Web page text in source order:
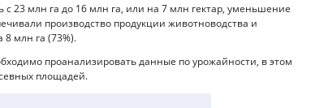
23 млн га до 16 млн га, или на 7 млн гектар, уменьшение
производство продукции животноводства и
8 млн га (73%).
проанализировать данные по урожайности, в этом
площадей.